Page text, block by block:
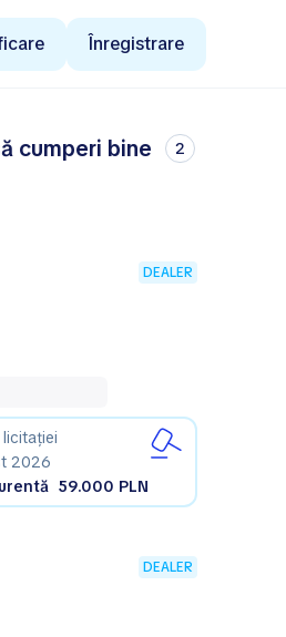
Înregistrare
cumperi bine 2
DEALER
2026
59.000 PLN
DEALER